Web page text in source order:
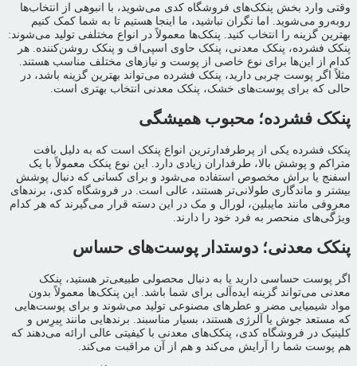
وقتی وارد بخش پنکک‌های فروشگاه کدی می‌شوید، با انبوهی از انتخاب‌ها
روبه‌رو می‌شوید. اما نگران نباشید، ما اینجا هستیم تا به شما کمک کنیم
بهترین گزینه را انتخاب کنید. پنکک‌ها معمولاً در انواع مختلفی تولید می‌شوند:
پنکک فشرده، پنکک معدنی، پنکک حاوی اسپی‌اف و پنکک روشن‌کننده. هر
کدام از این‌ها برای نوع خاصی از پوست و نیازهای مختلف مناسب هستند.
مثلاً اگر پوست چربی دارید، پنکک فشرده می‌تواند بهترین گزینه باشد، در
حالی که برای پوست‌های خشک، پنکک معدنی انتخاب بهتری است.
پنکک فشرده؛ محبوب همیشگی
پنکک فشرده یکی از پرطرفدارترین انواع پنکک است که به دلیل بافت
متراکم و پوشش بالا، طرفداران زیادی دارد. این نوع پنکک معمولاً با یک
اسفنج یا براش مخصوص استفاده می‌شود و برای کسانی که دنبال پوشش
بیشتر و ماندگاری طولانی‌تر هستند، عالی است. در فروشگاه کدی، برندهای
معروفی مانند مایبلین، لورال و مک در این دسته قرار می‌گیرند که هر کدام
ویژگی‌های منحصر به فرد خود را دارند.
پنکک معدنی؛ دوستدار پوست‌های حساس
اگر پوست حساسی دارید یا به دنبال محصولی طبیعی‌تر هستید، پنکک
معدنی می‌تواند گزینه ایده‌آلی برای شما باشد. این پنکک‌ها معمولاً بدون
مواد شیمیایی مضر و عطرهای مصنوعی تولید می‌شوند و برای پوست‌هایی
که مستعد جوش یا آلرژی هستند، بسیار مناسبند. برندهایی مانند بِیرِس و
کلینیک در فروشگاه کدی، پنکک‌های معدنی با کیفیتی عالی ارائه می‌دهند که
هم پوست شما را آرایش می‌کند و هم از آن مراقبت می‌کند.